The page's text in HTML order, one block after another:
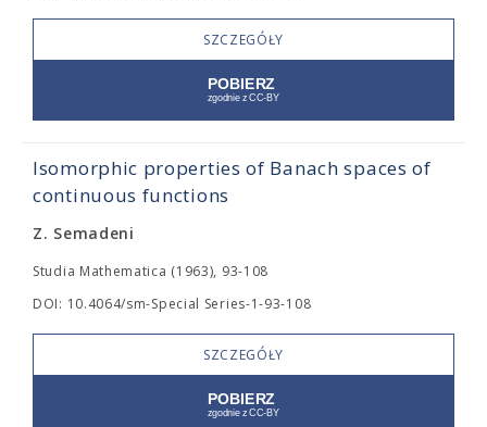
SZCZEGÓŁY
Isomorphic properties of Banach spaces of
continuous functions
Z. Semadeni
Studia Mathematica (1963), 93-108
DOI: 10.4064/sm-Special Series-1-93-108
SZCZEGÓŁY